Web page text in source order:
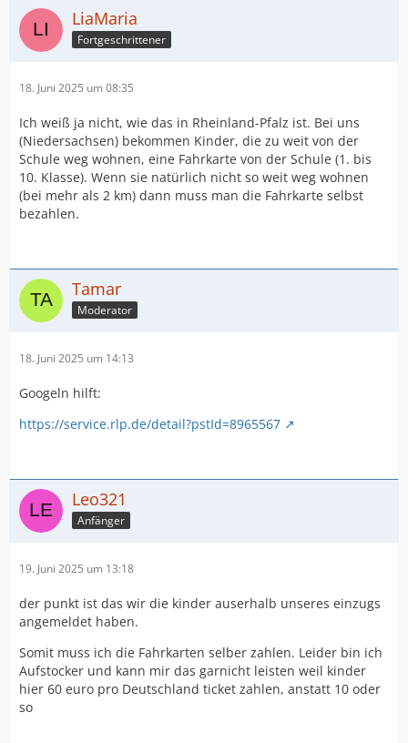
LiaMaria
Fortgeschrittener
18. Juni 2025 um 08:35
Ich weiß ja nicht, wie das in Rheinland-Pfalz ist. Bei uns
(Niedersachsen) bekommen Kinder, die zu weit von der
Schule weg wohnen, eine Fahrkarte von der Schule (1. bis
10. Klasse). Wenn sie natürlich nicht so weit weg wohnen
(bei mehr als 2 km) dann muss man die Fahrkarte selbst
bezahlen.
Tamar
Moderator
18. Juni 2025 um 14:13
Googeln hilft:
https://service.rlp.de/detail?pstId=8965567
Leo321
Anfänger
19. Juni 2025 um 13:18
der punkt ist das wir die kinder auserhalb unseres einzugs
angemeldet haben.
Somit muss ich die Fahrkarten selber zahlen. Leider bin ich
Aufstocker und kann mir das garnicht leisten weil kinder
hier 60 euro pro Deutschland ticket zahlen, anstatt 10 oder
so